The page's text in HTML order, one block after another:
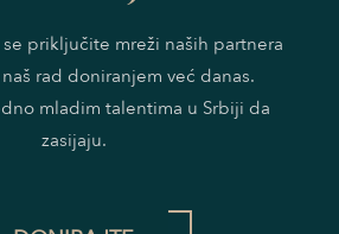
se priključite mreži naših partnera
rad doniranjem već danas.
mladim talentima u Srbiji da
zasijaju.